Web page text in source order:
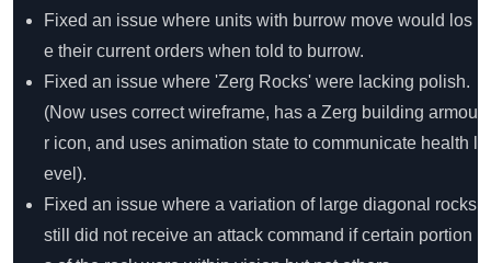
Fixed an issue where units with burrow move would los
e their current orders when told to burrow.
Fixed an issue where 'Zerg Rocks' were lacking polish.
(Now uses correct wireframe, has a Zerg building armou
r icon, and uses animation state to communicate health l
evel).
Fixed an issue where a variation of large diagonal rocks
still did not receive an attack command if certain portion